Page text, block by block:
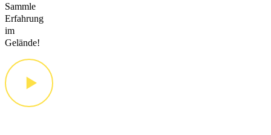
Sammle
Erfahrung
im
Gelände!